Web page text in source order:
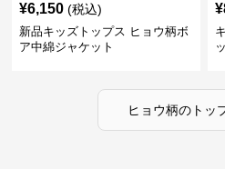
¥6,150 (税込)
新品キッズトップス ヒョウ柄ボ
ア中綿ジャケット
¥
ヒョウ柄のトッ